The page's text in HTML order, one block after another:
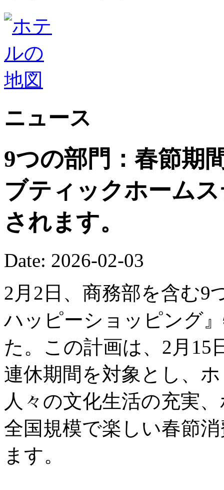
ニュース
9つの部門：春節期
ブティックホーム
されます。
Date: 2026-02-03
2月2日、商務部を含む9
ハッピーショッピング
た。この計画は、2月15
連休期間を対象とし、
人々の文化生活の充実
全国規模で楽しい春節
ます。